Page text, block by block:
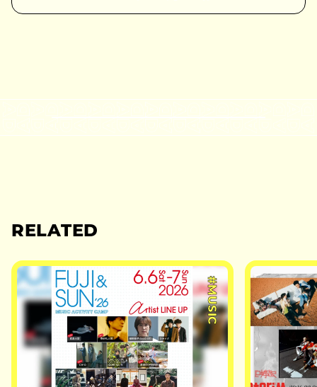
RELATED
#MUSIC